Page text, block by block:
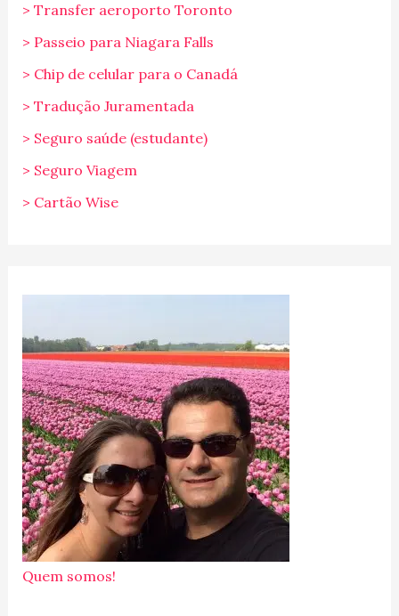
> Transfer aeroporto Toronto
> Passeio para Niagara Falls
> Chip de celular para o Canadá
> Tradução Juramentada
> Seguro saúde (estudante)
> Seguro Viagem
> Cartão Wise
Quem somos!